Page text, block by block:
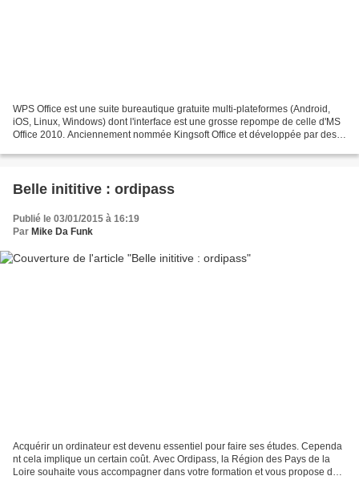
WPS Office est une suite bureautique gratuite multi-plateformes (Android,
iOS, Linux, Windows) dont l'interface est une grosse repompe de celle d'MS
Office 2010. Anciennement nommée Kingsoft Office et développée par des
Belle inititive : ordipass
Publié le 03/01/2015 à 16:19
Par Mike Da Funk
Acquérir un ordinateur est devenu essentiel pour faire ses études. Cependa
nt cela implique un certain coût. Avec Ordipass, la Région des Pays de la
Loire souhaite vous accompagner dans votre formation et vous propose de